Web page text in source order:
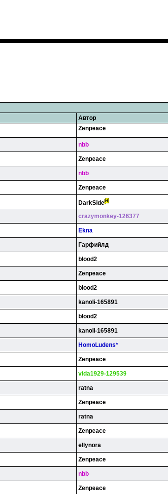
Автор
Zenpeace
nbb
Zenpeace
nbb
Zenpeace
DarkSide
crazymonkey-126377
Ekna
Гарфийлд
blood2
Zenpeace
blood2
kanoli-165891
blood2
kanoli-165891
HomoLudens*
Zenpeace
vida1929-129539
ratna
Zenpeace
ratna
Zenpeace
ellynora
Zenpeace
nbb
Zenpeace